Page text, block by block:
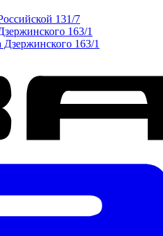
131/7
163/1
Дзержинского 163/1